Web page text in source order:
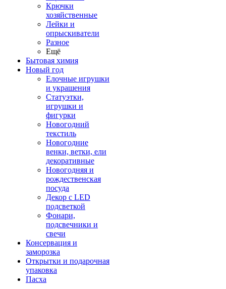
Крючки
хозяйственные
Лейки и
опрыскиватели
Разное
Ещё
Бытовая химия
Новый год
Елочные игрушки
и украшения
Статуэтки,
игрушки и
фигурки
Новогодний
текстиль
Новогодние
венки, ветки, ели
декоративные
Новогодняя и
рождественская
посуда
Декор с LED
подсветкой
Фонари,
подсвечники и
свечи
Консервация и
заморозка
Открытки и подарочная
упаковка
Пасха